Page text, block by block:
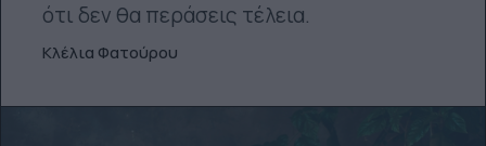
ότι δεν θα περάσεις τέλεια.
Κλέλια Φατούρου